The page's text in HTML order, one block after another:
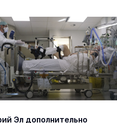
Эл дополнительно